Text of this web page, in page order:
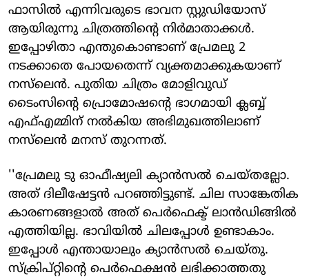
ഫാസില്‍ എന്നിവരുടെ ഭാവന സ്റ്റുഡിയോസ്
ആയിരുന്നു ചിത്രത്തിന്റെ നിര്‍മാതാക്കള്‍.
ഇപ്പോഴിതാ എന്തുകൊണ്ടാണ് പ്രേമലു 2
നടക്കാതെ പോയതെന്ന് വ്യക്തമാക്കുകയാണ്
നസ്‌ലെന്‍. പുതിയ ചിത്രം മോളിവുഡ്
ടൈംസിന്റെ പ്രൊമോഷന്റെ ഭാഗമായി ക്ലബ്ബ്
എഫ്എമ്മിന് നല്‍കിയ അഭിമുഖത്തിലാണ്
നസ്‌ലെന്‍ മനസ് തുറന്നത്.
''പ്രേമലു ടു ഓഫീഷ്യലി ക്യാന്‍സല്‍ ചെയ്തല്ലോ.
അത് ദിലീഷേട്ടന്‍ പറഞ്ഞിട്ടുണ്ട്. ചില സാങ്കേതിക
കാരണങ്ങളാല്‍ അത് പെര്‍ഫെക്ട് ലാന്‍ഡിങ്ങില്‍
എത്തിയില്ല. ഭാവിയില്‍ ചിലപ്പോള്‍ ഉണ്ടാകാം.
ഇപ്പോള്‍ എന്തായാലും ക്യാന്‍സല്‍ ചെയ്തു.
സ്‌ക്രിപ്റ്റിന്റെ പെര്‍ഫെക്ഷന്‍ ലഭിക്കാത്തതു